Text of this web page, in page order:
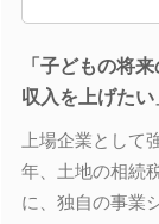
「子どもの将
収入を上げた
上場企業として
年、土地の相続
に、独自の事業